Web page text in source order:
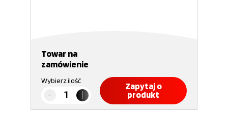
Towar na
zamówienie
Wybierz ilość
Zapytaj o
produkt